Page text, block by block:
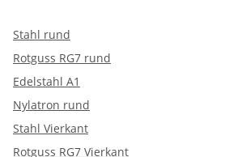
Stahl rund
Rotguss RG7 rund
Edelstahl A1
Nylatron rund
Stahl Vierkant
Rotguss RG7 Vierkant